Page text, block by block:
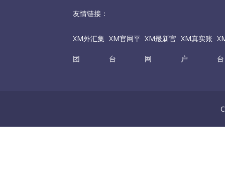
友情链接：
XM外汇集
团
XM官网平
台
XM最新官
网
XM真实账
户 台